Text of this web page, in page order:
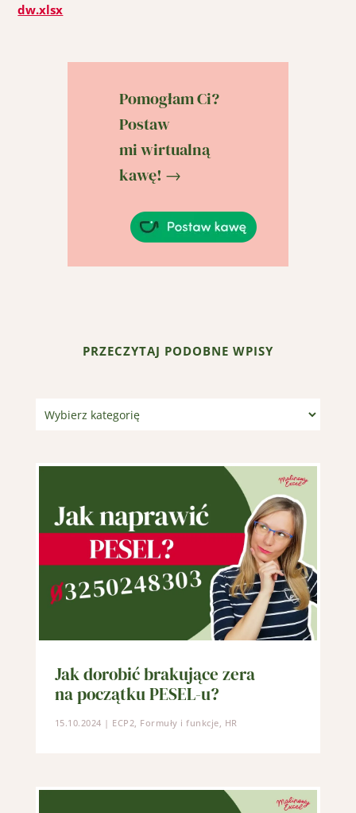
dw.xlsx
Pomogłam Ci?
Postaw
mi wirtualną
kawę! →
PRZECZYTAJ PODOBNE WPISY
Kategorie
Jak dorobić brakujące zera
na początku PESEL-u?
15.10.2024 | ECP2, Formuły i funkcje, HR